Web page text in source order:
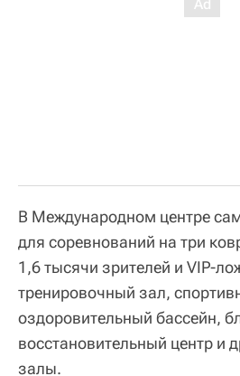
В Международном центре
для соревнований на три
1,6 тысячи зрителей и VIP-
тренировочный зал,
оздоровительный бассейн,
восстановительный центр и
залы.